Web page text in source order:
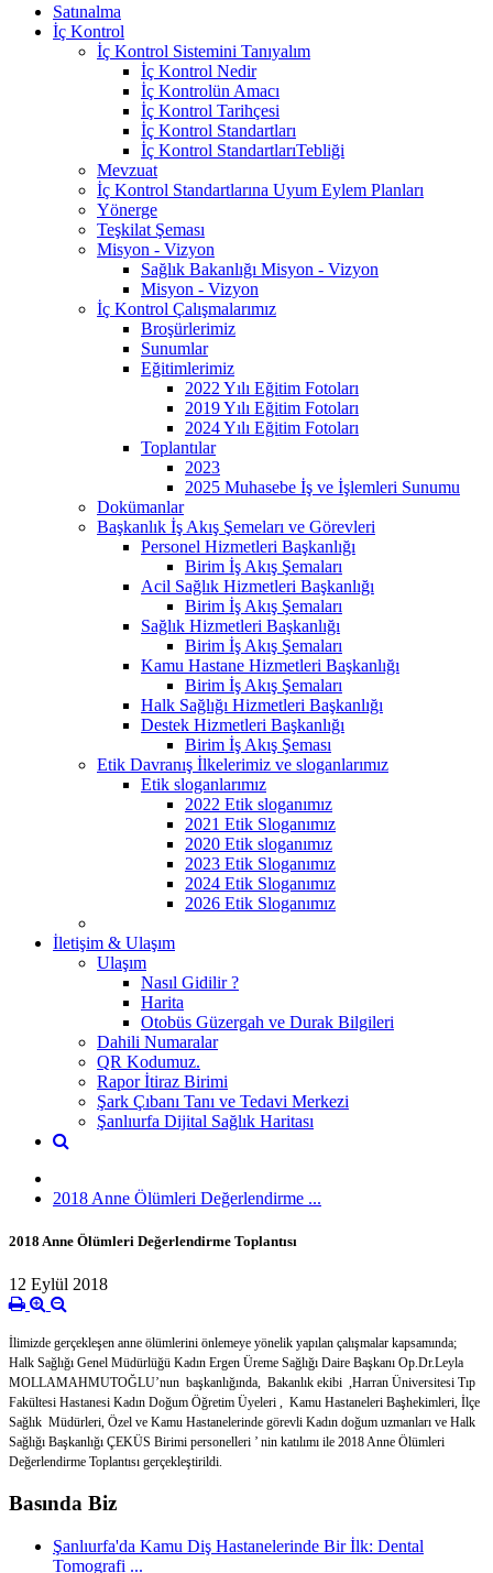
Satınalma
İç Kontrol
İç Kontrol Sistemini Tanıyalım
İç Kontrol Nedir
İç Kontrolün Amacı
İç Kontrol Tarihçesi
İç Kontrol Standartları
İç Kontrol StandartlarıTebliği
Mevzuat
İç Kontrol Standartlarına Uyum Eylem Planları
Yönerge
Teşkilat Şeması
Misyon - Vizyon
Sağlık Bakanlığı Misyon - Vizyon
Misyon - Vizyon
İç Kontrol Çalışmalarımız
Broşürlerimiz
Sunumlar
Eğitimlerimiz
2022 Yılı Eğitim Fotoları
2019 Yılı Eğitim Fotoları
2024 Yılı Eğitim Fotoları
Toplantılar
2023
2025 Muhasebe İş ve İşlemleri Sunumu
Dokümanlar
Başkanlık İş Akış Şemeları ve Görevleri
Personel Hizmetleri Başkanlığı
Birim İş Akış Şemaları
Acil Sağlık Hizmetleri Başkanlığı
Birim İş Akış Şemaları
Sağlık Hizmetleri Başkanlığı
Birim İş Akış Şemaları
Kamu Hastane Hizmetleri Başkanlığı
Birim İş Akış Şemaları
Halk Sağlığı Hizmetleri Başkanlığı
Destek Hizmetleri Başkanlığı
Birim İş Akış Şeması
Etik Davranış İlkelerimiz ve sloganlarımız
Etik sloganlarımız
2022 Etik sloganımız
2021 Etik Sloganımız
2020 Etik sloganımız
2023 Etik Sloganımız
2024 Etik Sloganımız
2026 Etik Sloganımız
İletişim & Ulaşım
Ulaşım
Nasıl Gidilir ?
Harita
Otobüs Güzergah ve Durak Bilgileri
Dahili Numaralar
QR Kodumuz.
Rapor İtiraz Birimi
Şark Çıbanı Tanı ve Tedavi Merkezi
Şanlıurfa Dijital Sağlık Haritası
2018 Anne Ölümleri Değerlendirme ...
2018 Anne Ölümleri Değerlendirme Toplantısı
12 Eylül 2018
İlimizde gerçekleşen anne ölümlerini önlemeye yönelik yapılan çalışmalar kapsamında;
Halk Sağlığı Genel Müdürlüğü Kadın Ergen Üreme Sağlığı Daire Başkanı Op.Dr.Leyla
MOLLAMAHMUTOĞLU’nun başkanlığında, Bakanlık ekibi ,Harran Üniversitesi Tıp
Fakültesi Hastanesi Kadın Doğum Öğretim Üyeleri , Kamu Hastaneleri Başhekimleri, İlçe
Sağlık Müdürleri, Özel ve Kamu Hastanelerinde görevli Kadın doğum uzmanları ve Halk
Sağlığı Başkanlığı ÇEKÜS Birimi personelleri ’ nin katılımı ile 2018 Anne Ölümleri
Değerlendirme Toplantısı gerçekleştirildi.
Basında Biz
Şanlıurfa'da Kamu Diş Hastanelerinde Bir İlk: Dental
Tomografi ...